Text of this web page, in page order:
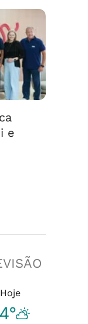
e
Hoje